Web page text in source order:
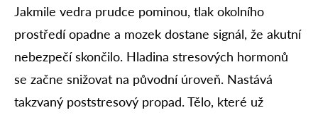
Jakmile vedra prudce pominou, tlak okolního
prostředí opadne a mozek dostane signál, že akutní
nebezpečí skončilo. Hladina stresových hormonů
se začne snižovat na původní úroveň. Nastává
takzvaný poststresový propad. Tělo, které už